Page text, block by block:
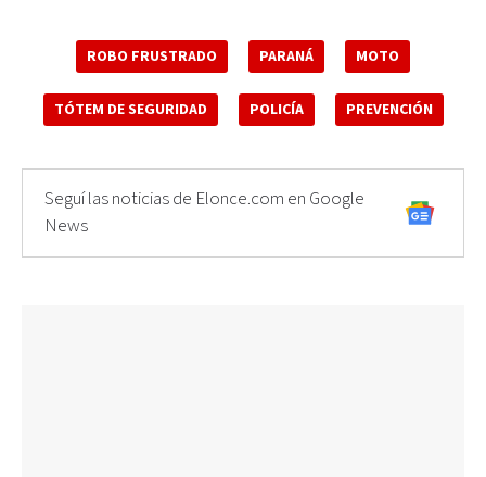
ROBO FRUSTRADO PARANÁ MOTO
TÓTEM DE SEGURIDAD POLICÍA PREVENCIÓN
Seguí las noticias de Elonce.com en Google
News